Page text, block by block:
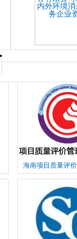
海南项目质量评